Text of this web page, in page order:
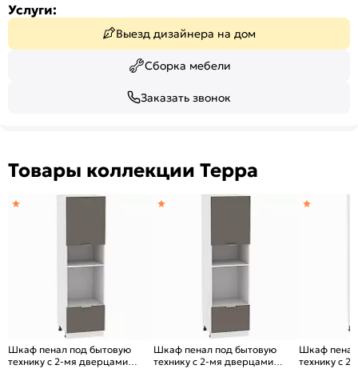
Услуги:
Выезд дизайнера на дом
Сборка мебели
Заказать звонок
Товары коллекции Терра
Шкаф пенал под бытовую
технику с 2-мя дверцами
Шкаф пенал под бытовую
технику с 2-мя дверцами
Шкаф
технику с